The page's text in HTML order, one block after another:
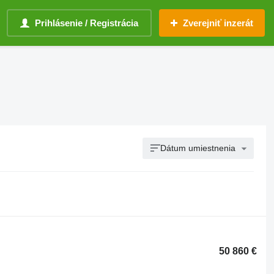
Prihlásenie / Registrácia Zverejniť inzerát
Dátum umiestnenia
50 860 €